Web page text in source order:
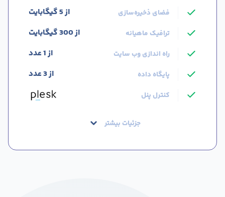
فضای ذخیره‌سازی از 5 گیگابایت
ترافیک ماهیانه از 300 گیگابایت
راه اندازی وب سایت از 1 عدد
پایگاه داده از 3 عدد
کنترل پنل
جزئیات بیشتر